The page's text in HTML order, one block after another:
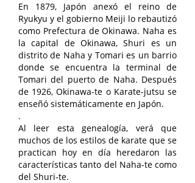
En 1879, Japón anexó el reino de
Ryukyu y el gobierno Meiji lo rebautizó
como Prefectura de Okinawa. Naha es
la capital de Okinawa, Shuri es un
distrito de Naha y Tomari es un barrio
donde se encuentra la terminal de
Tomari del puerto de Naha. Después
de 1926, Okinawa-te o Karate-jutsu se
enseñó sistemáticamente en Japón.
.
Al leer esta genealogía, verá que
muchos de los estilos de karate que se
practican hoy en día heredaron las
características tanto del Naha-te como
del Shuri-te.